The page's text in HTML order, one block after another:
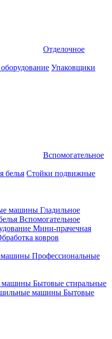
Отделочное
Упаковщики
Вспомогательное
белья Стойки подвижные
машины Гладильное
Вспомогательное
Мини-прачечная
ковров
машины Профессиональные
машины Бытовые стиральные
машины Бытовые